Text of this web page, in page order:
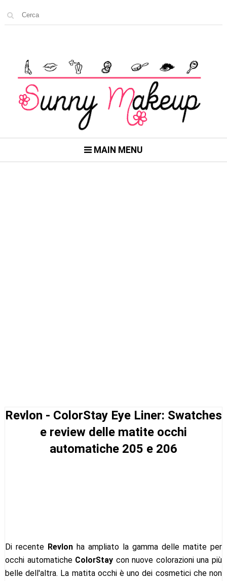
MAIN MENU
Revlon - ColorStay Eye Liner: Swatches
e review delle matite occhi
automatiche 205 e 206
Di recente Revlonha ampliato la gamma delle matite per
occhi automatiche ColorStay con nuove colorazioni una più
belle dell'altra. La matita occhi è uno dei cosmetici che non